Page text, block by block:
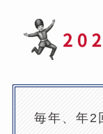
毎年、年2